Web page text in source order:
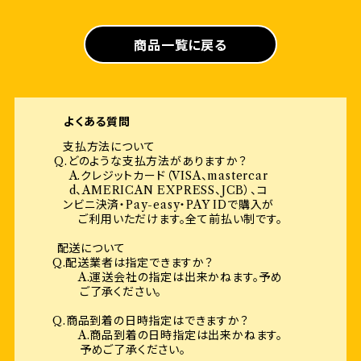
商品一覧に戻る
よくある質問
支払方法について
Q.どのような支払方法がありますか？
A.クレジットカード（VISA、mastercar
d、AMERICAN EXPRESS、JCB）、コ
ンビニ決済・Pay-easy・PAY IDで購入が
ご利用いただけます。全て前払い制です。
配送について
Q.配送業者は指定できますか？
A.運送会社の指定は出来かねます。予め
ご了承ください。
Q.商品到着の日時指定はできますか？
A.商品到着の日時指定は出来かねます。
予めご了承ください。